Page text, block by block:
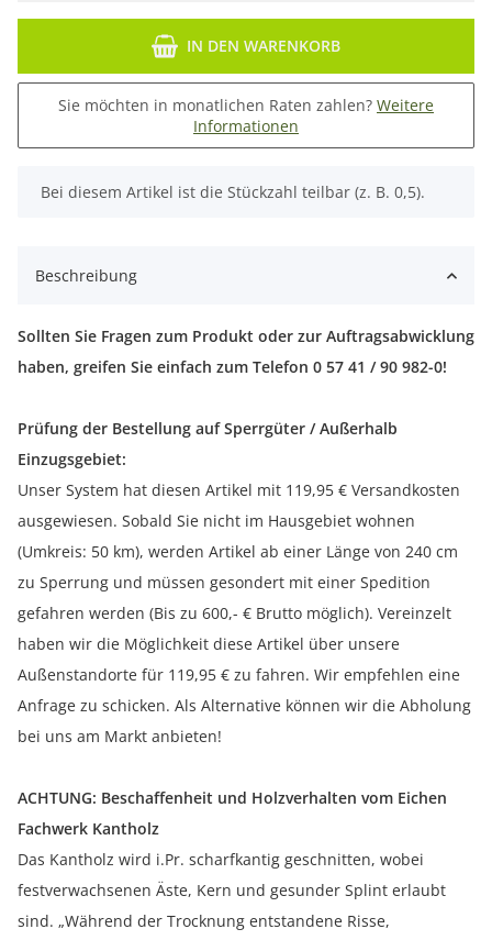
IN DEN WARENKORB
Sie möchten in monatlichen Raten zahlen? Weitere
Informationen
x
Bei diesem Artikel ist die Stückzahl teilbar (z. B. 0,5).
Beschreibung
Sollten Sie Fragen zum Produkt oder zur Auftragsabwicklung
haben, greifen Sie einfach zum Telefon 0 57 41 / 90 982-0!
Prüfung der Bestellung auf Sperrgüter / Außerhalb
Einzugsgebiet:
Unser System hat diesen Artikel mit 119,95 € Versandkosten
ausgewiesen. Sobald Sie nicht im Hausgebiet wohnen
(Umkreis: 50 km), werden Artikel ab einer Länge von 240 cm
zu Sperrung und müssen gesondert mit einer Spedition
gefahren werden (Bis zu 600,- € Brutto möglich). Vereinzelt
haben wir die Möglichkeit diese Artikel über unsere
Außenstandorte für 119,95 € zu fahren. Wir empfehlen eine
Anfrage zu schicken. Als Alternative können wir die Abholung
bei uns am Markt anbieten!
ACHTUNG: Beschaffenheit und Holzverhalten vom Eichen
Fachwerk Kantholz
Das Kantholz wird i.Pr. scharfkantig geschnitten, wobei
festverwachsenen Äste, Kern und gesunder Splint erlaubt
sind. „Während der Trocknung entstandene Risse,